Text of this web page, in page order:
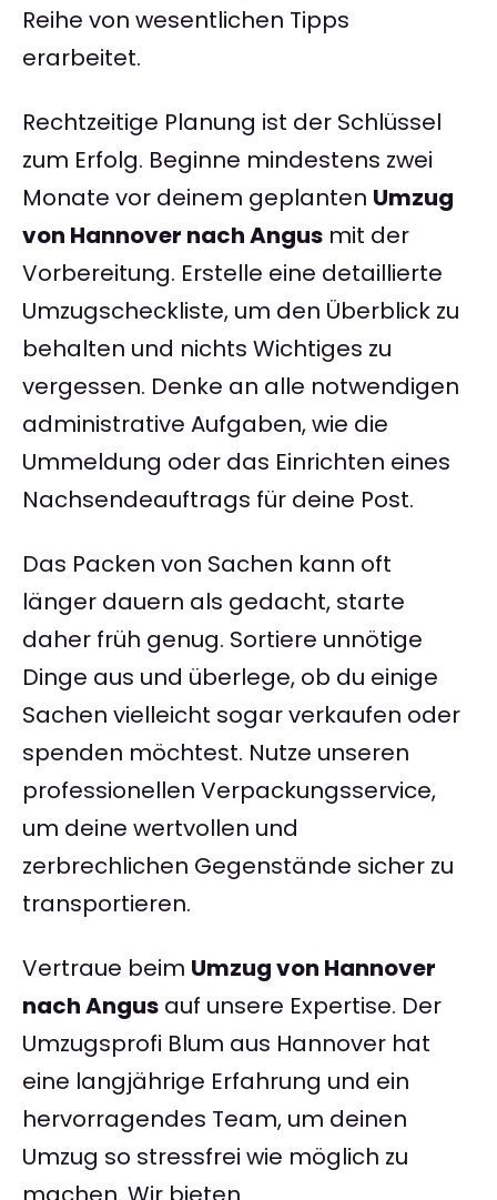
Reihe von wesentlichen Tipps
erarbeitet.
Rechtzeitige Planung ist der Schlüssel
zum Erfolg. Beginne mindestens zwei
Monate vor deinem geplanten Umzug
von Hannover nach Angus mit der
Vorbereitung. Erstelle eine detaillierte
Umzugscheckliste, um den Überblick zu
behalten und nichts Wichtiges zu
vergessen. Denke an alle notwendigen
administrative Aufgaben, wie die
Ummeldung oder das Einrichten eines
Nachsendeauftrags für deine Post.
Das Packen von Sachen kann oft
länger dauern als gedacht, starte
daher früh genug. Sortiere unnötige
Dinge aus und überlege, ob du einige
Sachen vielleicht sogar verkaufen oder
spenden möchtest. Nutze unseren
professionellen Verpackungsservice,
um deine wertvollen und
zerbrechlichen Gegenstände sicher zu
transportieren.
Vertraue beim Umzug von Hannover
nach Angus auf unsere Expertise. Der
Umzugsprofi Blum aus Hannover hat
eine langjährige Erfahrung und ein
hervorragendes Team, um deinen
Umzug so stressfrei wie möglich zu